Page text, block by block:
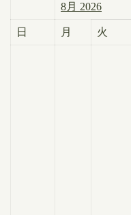
8月 2026
日 月 火